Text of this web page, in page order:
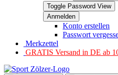
Toggle Password View
Konto erstellen
Passwort
Merkzettel
GRATIS Versand in DE ab